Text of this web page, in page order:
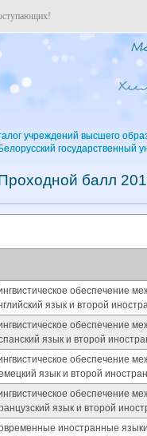
учреждений высшего
Белорусский государственный
балл
обеспечение
язык и второй
обеспечение
язык и второй
обеспечение
язык и второй
обеспечение
язык и второй
иностранные